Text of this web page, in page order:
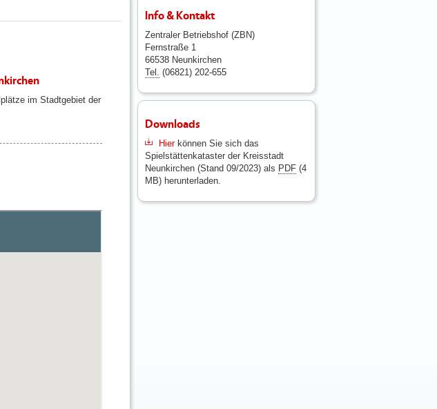
im Stadtgebiet der
Info & Kontakt
Zentraler Betriebshof (ZBN)
Fernstraße 1
66538 Neunkirchen
Tel. (06821) 202-655
Downloads
Hierkönnen Sie sich das
Spielstättenkataster der Kreisstadt
Neunkirchen (Stand 09/2023) als PDF(4
MB) herunterladen.